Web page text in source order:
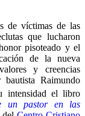
de víctimas de las
que lucharon
pisoteado y el
de la nueva
y creencias
Raimundo
intensidad el libro
un pastor en las